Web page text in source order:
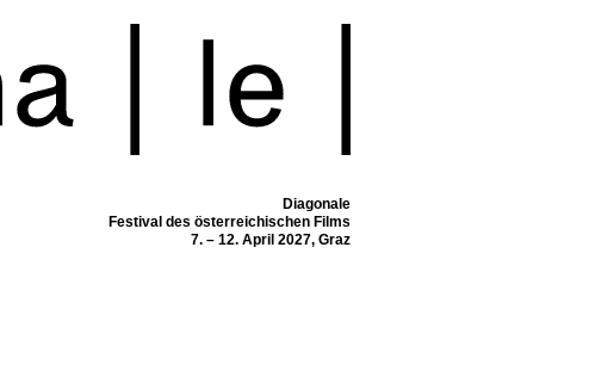
Diagonale
Festival des österreichischen Films
7. – 12. April 2027, Graz